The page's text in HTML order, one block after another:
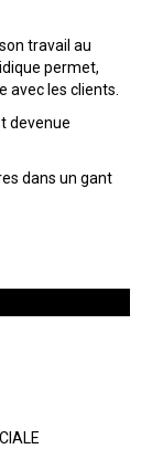
travail au
permet,
avec les clients.
devenue
dans un gant